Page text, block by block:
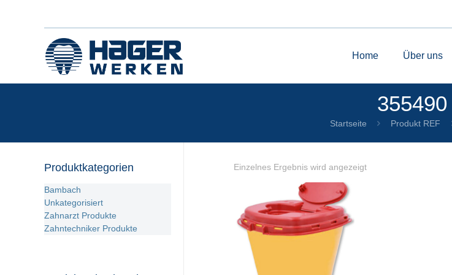
Home Über uns
355490
Startseite Produkt REF
Einzelnes Ergebnis wird angezeigt
Produktkategorien
Bambach
Unkategorisiert
Zahnarzt Produkte
Zahntechniker Produkte